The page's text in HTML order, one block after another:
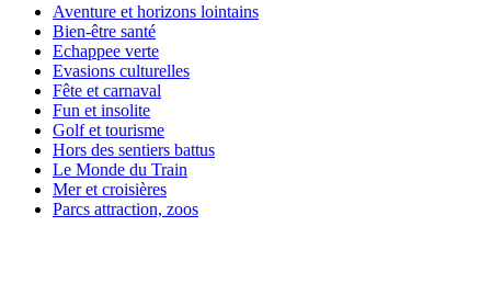
Aventure et horizons lointains
Bien-être santé
Echappee verte
Evasions culturelles
Fête et carnaval
Fun et insolite
Golf et tourisme
Hors des sentiers battus
Le Monde du Train
Mer et croisières
Parcs attraction, zoos